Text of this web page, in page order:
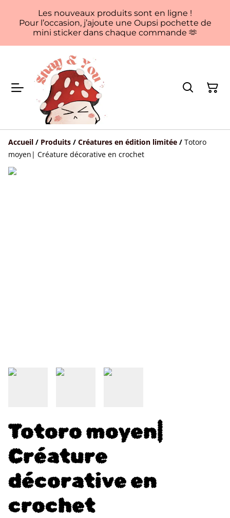
Les nouveaux produits sont en ligne !
Pour l’occasion, j’ajoute une Oupsi pochette de
mini sticker dans chaque commande 🫶
Accueil / Produits / Créatures en édition limitée / Totoro
moyen| Créature décorative en crochet
Totoro moyen|
Créature
décorative en
crochet